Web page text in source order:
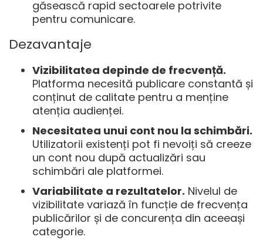
găsească rapid sectoarele potrivite
pentru comunicare.
Dezavantaje
Vizibilitatea depinde de frecvență.
Platforma necesită publicare constantă și
conținut de calitate pentru a menține
atenția audienței.
Necesitatea unui cont nou la schimbări.
Utilizatorii existenți pot fi nevoiți să creeze
un cont nou după actualizări sau
schimbări ale platformei.
Variabilitate a rezultatelor. Nivelul de
vizibilitate variază în funcție de frecvența
publicărilor și de concurența din aceeași
categorie.